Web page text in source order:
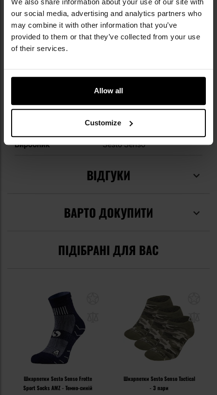
We also share information about your use of our site with
our social media, advertising and analytics partners who
may combine it with other information that you’ve
provided to them or that they’ve collected from your use
of their services.
Allow all
Customize
Додатковий
матеріал
32% бавовна
Додатковий
Додатковий
12% решта
Sezon
Весна
SS0091 NW02
Виробник
Sesto Senso
ВІДГУКИ
ВАРТО ДОКУПИТИ
ПІДІБРАНІ ДЛЯ ВАС
Шкарпетки Sesto Senso Frotte
Sport Socks AMZ - Темно-синій
Шкарпетки Sesto Senso Tactical
- 3 пари